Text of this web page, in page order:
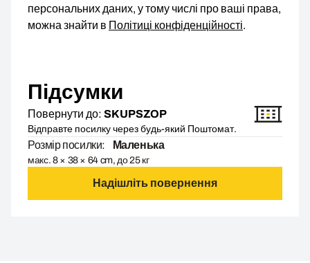
персональних даних, у тому числі про ваші права,
можна знайти в Політиці конфіденційності.
Підсумки
Повернути до: SKUPSZOP
Відправте посилку через будь-який Поштомат.
Розмір посилки: Маленька
макс. 8 × 38 × 64 cm, до 25 кг
Надішліть повернення